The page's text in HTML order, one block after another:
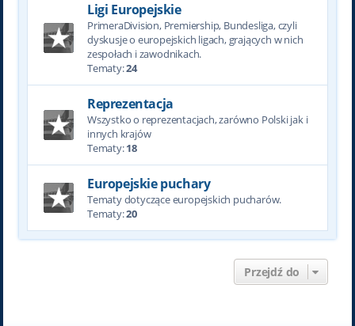
Ligi Europejskie
PrimeraDivision, Premiership, Bundesliga, czyli
dyskusje o europejskich ligach, grających w nich
zespołach i zawodnikach.
Tematy:24
Reprezentacja
Wszystko o reprezentacjach, zarówno Polski jak i
innych krajów
Tematy:18
Europejskie puchary
Tematy dotyczące europejskich pucharów.
Tematy:20
Przejdź do